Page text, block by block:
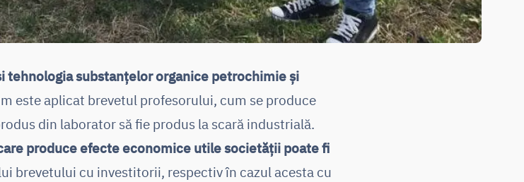
tehnologia substanțelor organice petrochimie și
este aplicat brevetul profesorului, cum se produce
din laborator să fie produs la scară industrială.
produce efecte economice utile societății poate fi
brevetului cu investitorii, respectiv în cazul acesta cu